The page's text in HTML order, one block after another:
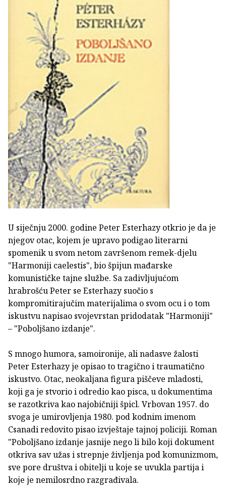
U siječnju 2000. godine Peter Esterhazy otkrio je da je
njegov otac, kojem je upravo podigao literarni
spomenik u svom netom završenom remek-djelu
"Harmoniji caelestis", bio špijun mađarske
komunističke tajne službe. Sa zadivljujućom
hrabrošću Peter se Esterhazy suočio s
kompromitirajučim materijalima o svom ocu i o tom
iskustvu napisao svojevrstan pridodatak "Harmoniji"
– "Poboljšano izdanje".
S mnogo humora, samoironije, ali nadasve žalosti
Peter Esterhazy je opisao to tragično i traumatično
iskustvo. Otac, neokaljana figura piščeve mladosti,
koji ga je stvorio i odredio kao pisca, u dokumentima
se razotkriva kao najobičniji špicl. Vrbovan 1957. do
svoga je umirovljenja 1980. pod kodnim imenom
Csanadi redovito pisao izvještaje tajnoj policiji. Roman
"Poboljšano izdanje jasnije nego li bilo koji dokument
otkriva sav užas i strepnje življenja pod komunizmom,
sve pore društva i obitelji u koje se uvukla partija i
koje je nemilosrdno razgrađivala.